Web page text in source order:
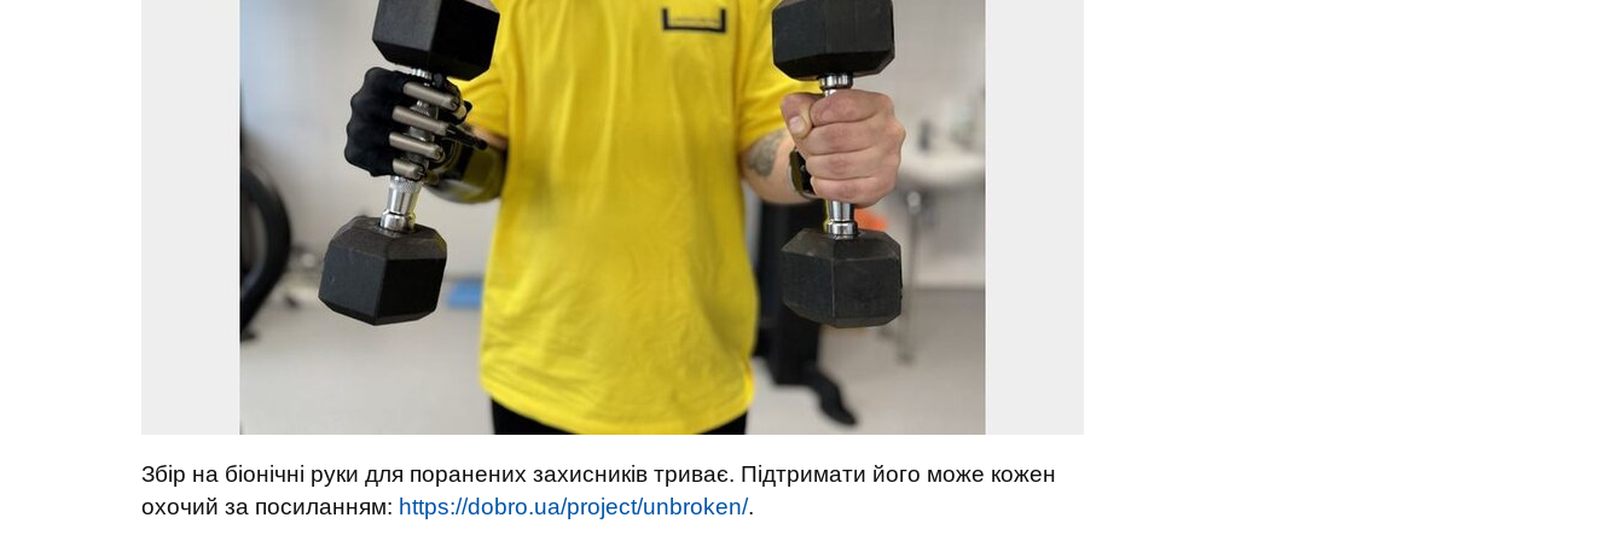
Збір на біонічні руки для поранених захисників триває. Підтримати його може кожен
охочий за посиланням: https://dobro.ua/project/unbroken/.